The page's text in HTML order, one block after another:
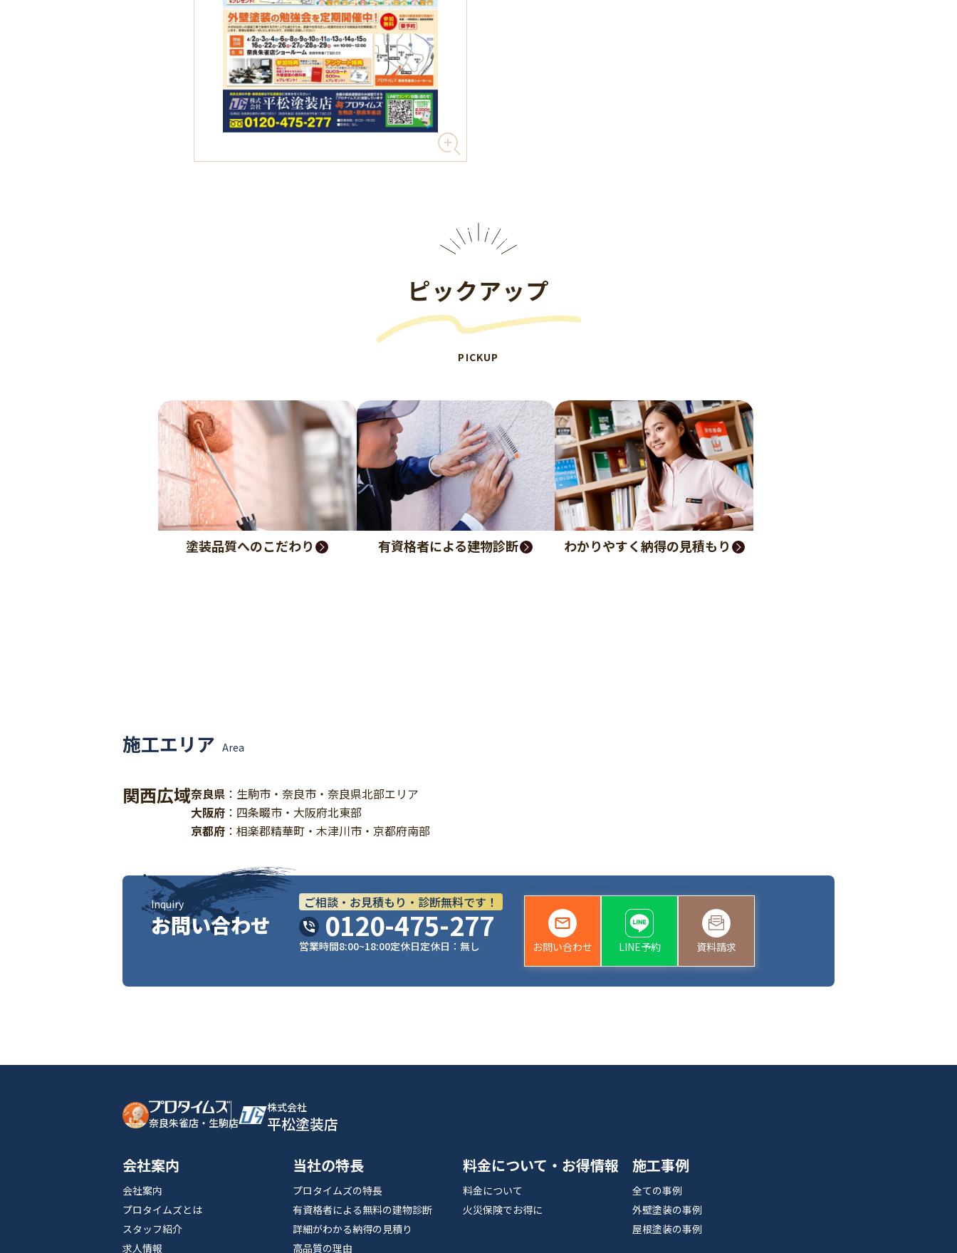
ピックアップ
PICKUP
塗装品質へのこだわり 有資格者による建物診断 わかりやすく納得の見積もり
施工エリア Area
関西広域奈良県 ：生駒市・奈良市・奈良県北部エリア
大阪府 ：四条畷市・大阪府北東部
京都府 ：相楽郡精華町・木津川市・京都府南部
お問い合わせ
Inquiry ご相談・お見積もり・診断無料です！
0120-475-277
営業時間8:00~18:00定休日定休日：無し お問い合わせ LINE予約 資料請求
奈良朱雀店・生駒店
株式会社
平松塗装店
会社案内
会社案内
プロタイムズとは
スタッフ紹介
求人情報
当社の特長
プロタイムズの特長
有資格者による無料の建物診断
詳細がわかる納得の見積り
高品質の理由
料金について・お得情報
料金について
火災保険でお得に
施工事例
全ての事例
外壁塗装の事例
屋根塗装の事例